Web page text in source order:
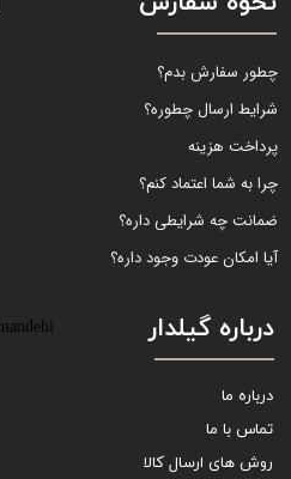
چطور سفارش بدم؟
شرایط ارسال چطوره؟
پرداخت هزینه
چرا به شما اعتماد کنم؟
ضمانت چه شرایطی داره؟
آیا امکان عودت وجود داره؟
درباره گیلدار
درباره ما
تماس با ما
روش های ارسال کالا